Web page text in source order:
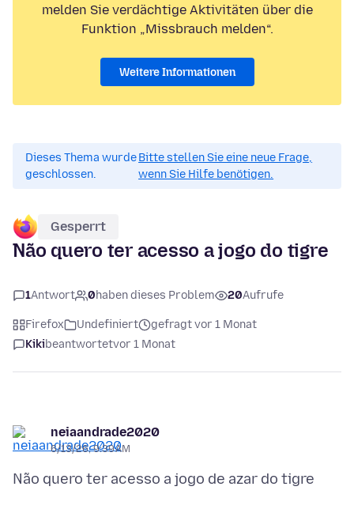
melden Sie verdächtige Aktivitäten über die
Funktion „Missbrauch melden“.
Weitere Informationen
Dieses Thema wurde
geschlossen.
Bitte stellen Sie eine neue Frage,
wenn Sie Hilfe benötigen.
Gesperrt
Não quero ter acesso a jogo do tigre
1Antwort 0haben dieses Problem 20Aufrufe
Firefox Undefiniert
gefragt vor 1 Monat
Kikibeantwortetvor 1 Monat
neiaandrade2020
6/13/26, 9:39 AM